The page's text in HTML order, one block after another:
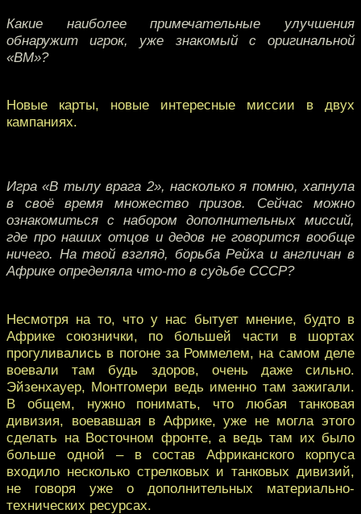
Какие наиболее примечательные улучшения
обнаружит игрок, уже знакомый с оригинальной
«ВМ»?
Новые карты, новые интересные миссии в двух
кампаниях.
Игра «В тылу врага 2», насколько я помню, хапнула
в своё время множество призов. Сейчас можно
ознакомиться с набором дополнительных миссий,
где про наших отцов и дедов не говорится вообще
ничего. На твой взгляд, борьба Рейха и англичан в
Африке определяла что-то в судьбе СССР?
Несмотря на то, что у нас бытует мнение, будто в
Африке союзнички, по большей части в шортах
прогуливались в погоне за Роммелем, на самом деле
воевали там будь здоров, очень даже сильно.
Эйзенхауер, Монтгомери ведь именно там зажигали.
В общем, нужно понимать, что любая танковая
дивизия, воевавшая в Африке, уже не могла этого
сделать на Восточном фронте, а ведь там их было
больше одной – в состав Африканского корпуса
входило несколько стрелковых и танковых дивизий,
не говоря уже о дополнительных материально-
технических ресурсах.